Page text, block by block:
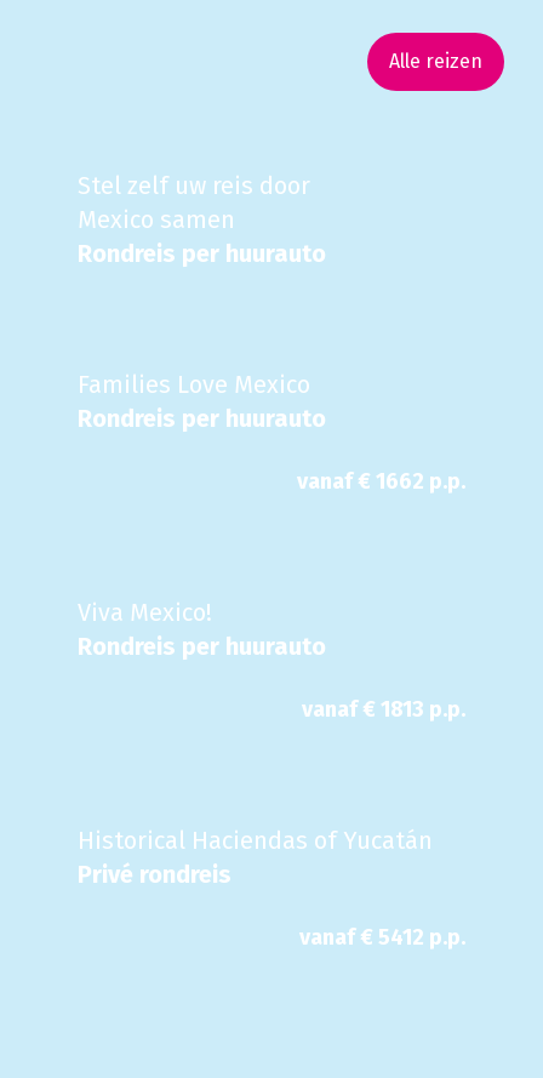
Alle reizen
Stel zelf uw reis door
Mexico samen
Rondreis per huurauto
Families Love Mexico
Rondreis per huurauto
vanaf € 1662 p.p.
Viva Mexico!
Rondreis per huurauto
vanaf € 1813 p.p.
Historical Haciendas of Yucatán
Privé rondreis
vanaf € 5412 p.p.